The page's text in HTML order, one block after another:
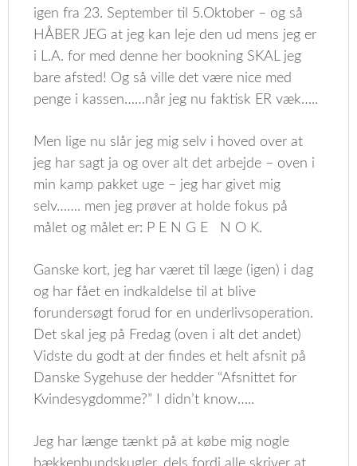
igen fra 23. September til 5.Oktober – og så
HÅBER JEG at jeg kan leje den ud mens jeg er
i L.A. for med denne her bookning SKAL jeg
bare afsted! Og så ville det være nice med
penge i kassen……når jeg nu faktisk ER væk…..
Men lige nu slår jeg mig selv i hoved over at
jeg har sagt ja og over alt det arbejde – oven i
min kamp pakket uge – jeg har givet mig
selv……. men jeg prøver at holde fokus på
målet og målet er: P E N G E N O K.
Ganske kort, jeg har været til læge (igen) i dag
og har fået en indkaldelse til at blive
forundersøgt forud for en underlivsoperation.
Det skal jeg på Fredag (oven i alt det andet)
Vidste du godt at der findes et helt afsnit på
Danske Sygehuse der hedder “Afsnittet for
Kvindesygdomme?” I didn’t know…..
Jeg har længe tænkt på at købe mig nogle